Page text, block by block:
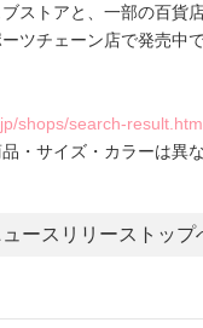
ストアと、一部の百貨
ツチェーン店で発売中で
shops/search-
・サイズ・カラーは異
ュースリリーストップ